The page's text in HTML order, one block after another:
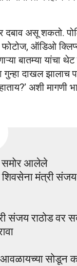
दबाव असू शकतो.
फोटोज, ऑडिओ
बातम्या
गुन्हा दाखल झालाच
अशी मागणी
समोर आलेले
मंत्री संजय
संजय राठोड वर
सोडून